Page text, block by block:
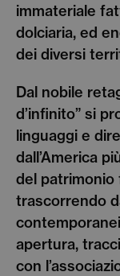
immateriale
dolciaria, ed
dei diversi
Dal nobile
d’infinito” si
linguaggi e
dall’America
del patrimonio
trascorrendo
apertura,
con